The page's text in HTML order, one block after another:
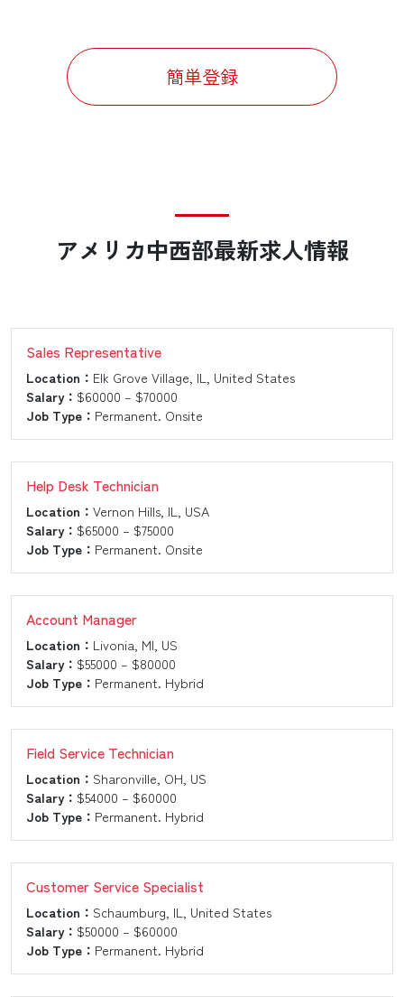
簡単登録
アメリカ中西部最新求人情報
Sales Representative
Location： Elk Grove Village, IL, United States
Salary： $60000 – $70000
Job Type： Permanent. Onsite
Help Desk Technician
Location： Vernon Hills, IL, USA
Salary： $65000 – $75000
Job Type： Permanent. Onsite
Account Manager
Location： Livonia, MI, US
Salary： $55000 – $80000
Job Type： Permanent. Hybrid
Field Service Technician
Location： Sharonville, OH, US
Salary： $54000 – $60000
Job Type： Permanent. Hybrid
Customer Service Specialist
Location： Schaumburg, IL, United States
Salary： $50000 – $60000
Job Type： Permanent. Hybrid